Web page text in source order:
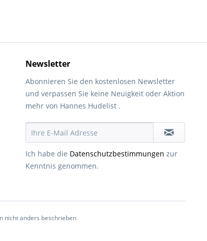
Newsletter
Abonnieren Sie den kostenlosen Newsletter
und verpassen Sie keine Neuigkeit oder Aktion
mehr von Hannes Hudelist .
Ich habe die Datenschutzbestimmungen zur
Kenntnis genommen.
nicht anders beschrieben